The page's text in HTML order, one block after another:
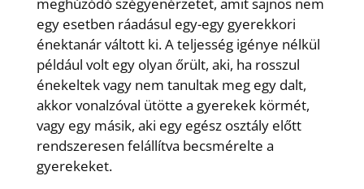
egy esetben ráadásul egy-egy gyerekkori
énektanár váltott ki. A teljesség igénye nélkül
például volt egy olyan őrült, aki, ha rosszul
énekeltek vagy nem tanultak meg egy dalt,
akkor vonalzóval ütötte a gyerekek körmét,
vagy egy másik, aki egy egész osztály előtt
rendszeresen felállítva becsmérelte a
gyerekeket.